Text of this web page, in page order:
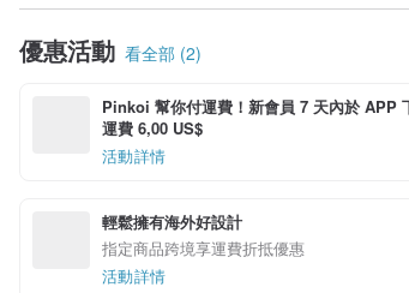
優惠活動 看全部 (2)
Pinkoi 幫你付運費！新會員 7 天內於 APP
運費 6,00 US$
活動詳情
輕鬆擁有海外好設計
指定商品跨境享運費折抵優惠
活動詳情